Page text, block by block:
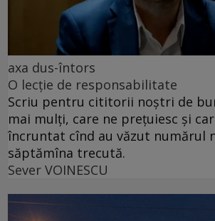
axa dus-întors
O lecție de responsabilitate
Scriu pentru cititorii noștri de
mai mulți, care ne prețuiesc și
încruntat cînd au văzut numărul
săptămîna trecută.
Sever VOINESCU